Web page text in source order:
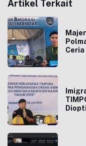
Artikel Terkait
Ceria